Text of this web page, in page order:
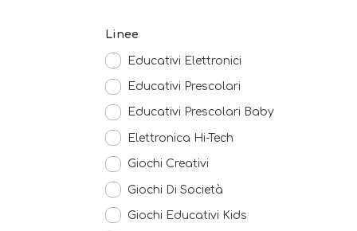
Linee
Educativi Elettronici
Educativi Prescolari
Educativi Prescolari Baby
Elettronica Hi-Tech
Giochi Creativi
Giochi Di Società
Giochi Educativi Kids